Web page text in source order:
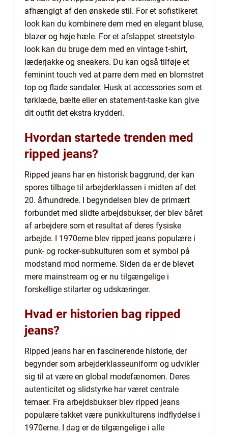
afhængigt af den ønskede stil. For et sofistikeret
look kan du kombinere dem med en elegant bluse,
blazer og høje hæle. For et afslappet streetstyle-
look kan du bruge dem med en vintage t-shirt,
læderjakke og sneakers. Du kan også tilføje et
feminint touch ved at parre dem med en blomstret
top og flade sandaler. Husk at accessories som et
tørklæde, bælte eller en statement-taske kan give
dit outfit det ekstra krydderi.
Hvordan startede trenden med
ripped jeans?
Ripped jeans har en historisk baggrund, der kan
spores tilbage til arbejderklassen i midten af det
20. århundrede. I begyndelsen blev de primært
forbundet med slidte arbejdsbukser, der blev båret
af arbejdere som et resultat af deres fysiske
arbejde. I 1970erne blev ripped jeans populære i
punk- og rocker-subkulturen som et symbol på
modstand mod normerne. Siden da er de blevet
mere mainstream og er nu tilgængelige i
forskellige stilarter og udskæringer.
Hvad er historien bag ripped
jeans?
Ripped jeans har en fascinerende historie, der
begynder som arbejderklasseuniform og udvikler
sig til at være en global modefænomen. Deres
autenticitet og slidstyrke har været centrale
temaer. Fra arbejdsbukser blev ripped jeans
populære takket være punkkulturens indflydelse i
1970erne. I dag er de tilgængelige i alle